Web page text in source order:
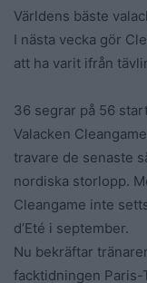
Världens bäste
I nästa vecka gör
att ha varit ifrån
36 segrar på 56
Valacken
travare de senaste
nordiska storlopp.
Cleangame inte
d’Eté i september.
Nu bekräftar
facktidningen Paris-